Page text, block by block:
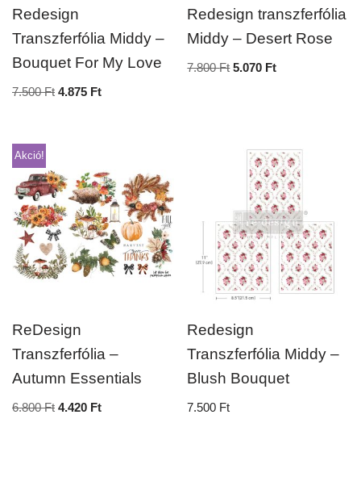
Redesign
Transzferfólia Middy –
Bouquet For My Love
7.500Ft 4.875 Ft
Redesign transzferfólia
Middy – Desert Rose
7.800Ft 5.070 Ft
Akció!
ReDesign
Transzferfólia –
Autumn Essentials
6.800Ft 4.420 Ft
Redesign
Transzferfólia Middy –
Blush Bouquet
7.500 Ft